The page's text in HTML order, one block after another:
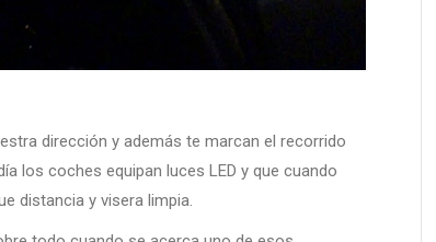
dirección y además te marcan el recorrido
los coches equipan luces LED y que cuando
distancia y visera limpia.